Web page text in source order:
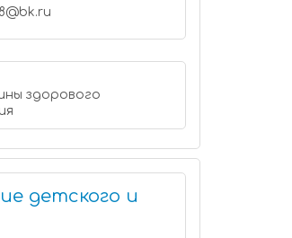
здорового
детского и